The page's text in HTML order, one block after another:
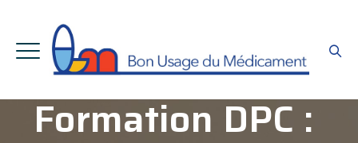
Formation DPC :